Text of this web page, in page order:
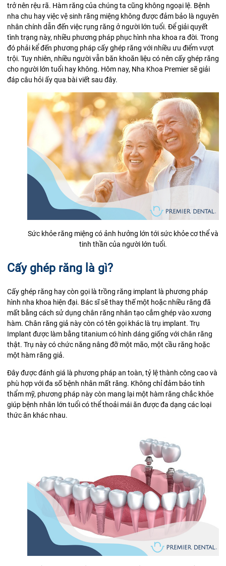
trở nên rệu rã. Hàm răng của chúng ta cũng không ngoại lệ. Bệnh
nha chu hay việc vệ sinh răng miệng không được đảm bảo là nguyên
nhân chính dẫn đến việc rụng răng ở người lớn tuổi. Để giải quyết
tình trạng này, nhiều phương pháp phục hình nha khoa ra đời. Trong
đó phải kể đến phương pháp cấy ghép răng với nhiều ưu điểm vượt
trội. Tuy nhiên, nhiều người vẫn băn khoăn liệu có nên cấy ghép răng
cho người lớn tuổi hay không. Hôm nay, Nha Khoa Premier sẽ giải
đáp câu hỏi ấy qua bài viết sau đây.
Sức khỏe răng miệng có ảnh hưởng lớn tới sức khỏe cơ thể và
tinh thần của người lớn tuổi.
Cấy ghép răng là gì?
Cấy ghép răng hay còn gọi là trồng răng implant là phương pháp
hình nha khoa hiện đại. Bác sĩ sẽ thay thế một hoặc nhiều răng đã
mất bằng cách sử dụng chân răng nhân tạo cắm ghép vào xương
hàm. Chân răng giả này còn có tên gọi khác là trụ implant. Trụ
Implant được làm bằng titaniumcó hình dáng giống với chân răng
thật. Trụ này có chức năng nâng đỡ một mão, một cầu răng hoặc
một hàm răng giả.
Đây được đánh giá là phương pháp an toàn, tỷ lệ thành công cao và
phù hợp với đa số bệnh nhân mất răng. Không chỉ đảm bảo tính
thẩm mỹ, phương pháp này còn mang lại một hàm răng chắc khỏe
giúp bệnh nhân lớn tuổi có thể thoải mái ăn được đa dạng các loại
thức ăn khác nhau.